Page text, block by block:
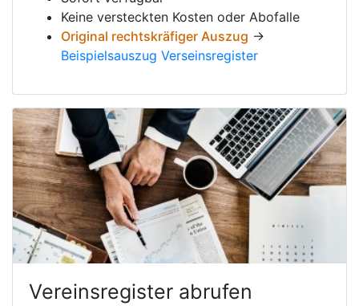
Keine versteckten Kosten oder Abofalle
Original rechtskräfiger Auszug →
Beispielsauszug Verseinsregister
Vereinsregister abrufen